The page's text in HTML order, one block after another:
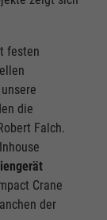
festen
die
Falch.
Crane
der